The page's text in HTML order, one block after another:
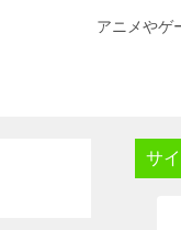
アニメやゲ
サ